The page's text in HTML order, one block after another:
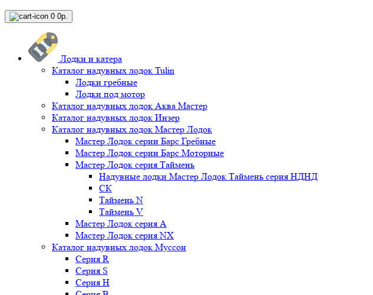
0 0р.
Лодки и катера
Каталог надувных лодок Tulin
Лодки гребные
Лодки под мотор
Каталог надувных лодок Аква Мастер
Каталог надувных лодок Инзер
Каталог надувных лодок Мастер Лодок
Мастер Лодок серии Барс Гребные
Мастер Лодок серии Барс Моторные
Мастер Лодок серия Таймень
Надувные лодки Мастер Лодок Таймень серия НДНД
СК
Таймень N
Таймень V
Мастер Лодок серия А
Мастер Лодок серия NX
Каталог надувных лодок Муссон
Серия R
Серия S
Серия H